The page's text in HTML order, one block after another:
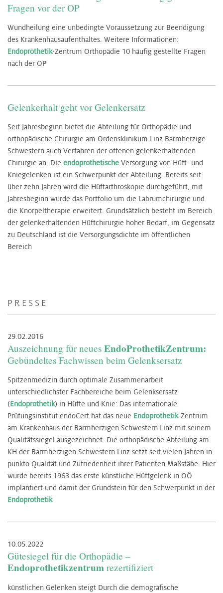
Fragen vor der OP
Wundheilung eine unbedingte Voraussetzung zur Beendigung
des Krankenhausaufenthaltes. Weitere Informationen:
Endoprothetik-Zentrum Orthopädie 10 häufig gestellte Fragen
nach der OP
Gelenkerhalt geht vor Gelenkersatz
Seit Jahresbeginn bietet die Abteilung für Orthopädie und
orthopädische Chirurgie am Ordensklinikum Linz Barmherzige
Schwestern auch Verfahren der offenen gelenkerhaltenden
Chirurgie an. Die endoprothetische Versorgung von Hüft- und
Kniegelenken ist ein Schwerpunkt der Abteilung. Bereits seit
über zehn Jahren wird die Hüftarthroskopie durchgeführt, mit
Jahresbeginn wurde das Portfolio um die Labrumchirurgie und
die Knorpeltherapie erweitert. Grundsätzlich besteht im Bereich
der gelenkerhaltenden Hüftchirurgie hoher Bedarf, im Gegensatz
zu Deutschland ist die Versorgungsdichte im öffentlichen
Bereich
PRESSE
29.02.2016
Auszeichnung für neues EndoProthetikZentrum:
Gebündeltes Fachwissen beim Gelenksersatz
Spitzenmedizin durch optimale Zusammenarbeit
unterschiedlichster Fachbereiche beim Gelenksersatz
(Endoprothetik) in Hüfte und Knie: Das internationale
Prüfungsinstitut endoCert hat das neue Endoprothetik-Zentrum
am Krankenhaus der Barmherzigen Schwestern Linz mit seinem
Qualitätssiegel ausgezeichnet. Die orthopädische Abteilung am
KH der Barmherzigen Schwestern Linz setzt seit vielen Jahren in
punkto Qualität und Zufriedenheit ihrer Patienten Maßstäbe. Hier
wurde bereits 1963 das erste künstliche Hüftgelenk in OÖ
implantiert und damit der Grundstein für den Schwerpunkt in der
Endoprothetik
10.05.2022
Gütesiegel für die Orthopädie –
Endoprothetikzentrum rezertifiziert
künstlichen Gelenken steigt Durch die demografische